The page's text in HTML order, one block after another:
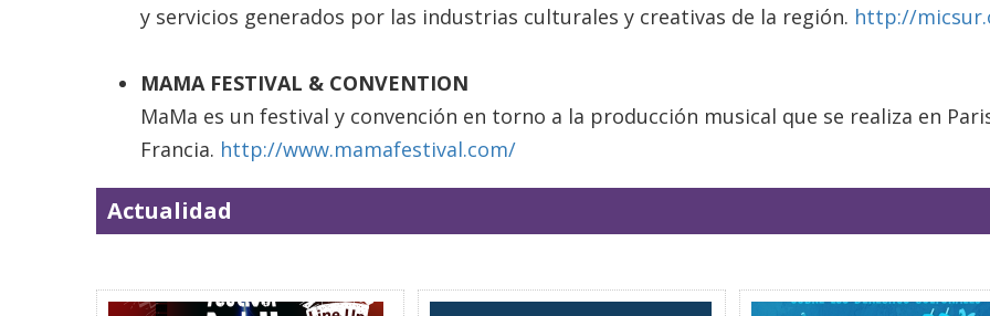
y servicios generados por las industrias culturales y creativas de la región. http://
MAMA FESTIVAL & CONVENTION
MaMa es un festival y convención en torno a la producción musical que se realiza en
Francia. http://www.mamafestival.com/
Actualidad